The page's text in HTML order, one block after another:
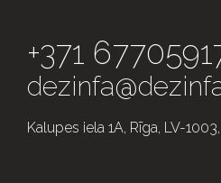
+371
Kalupes iela 1A, Rīga, LV-